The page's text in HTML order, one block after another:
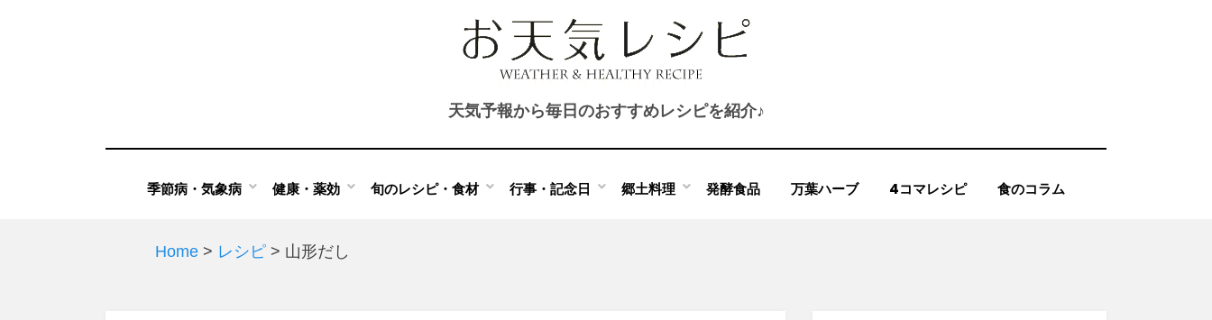
天気予報から毎日のおすすめレシピを紹介♪
季節病・気象病 健康・薬効 旬のレシピ・食材 行事・記念日 郷土料理 発酵食品 万葉ハーブ 4コマレシピ 食のコラム
Home > レシピ > 山形だし